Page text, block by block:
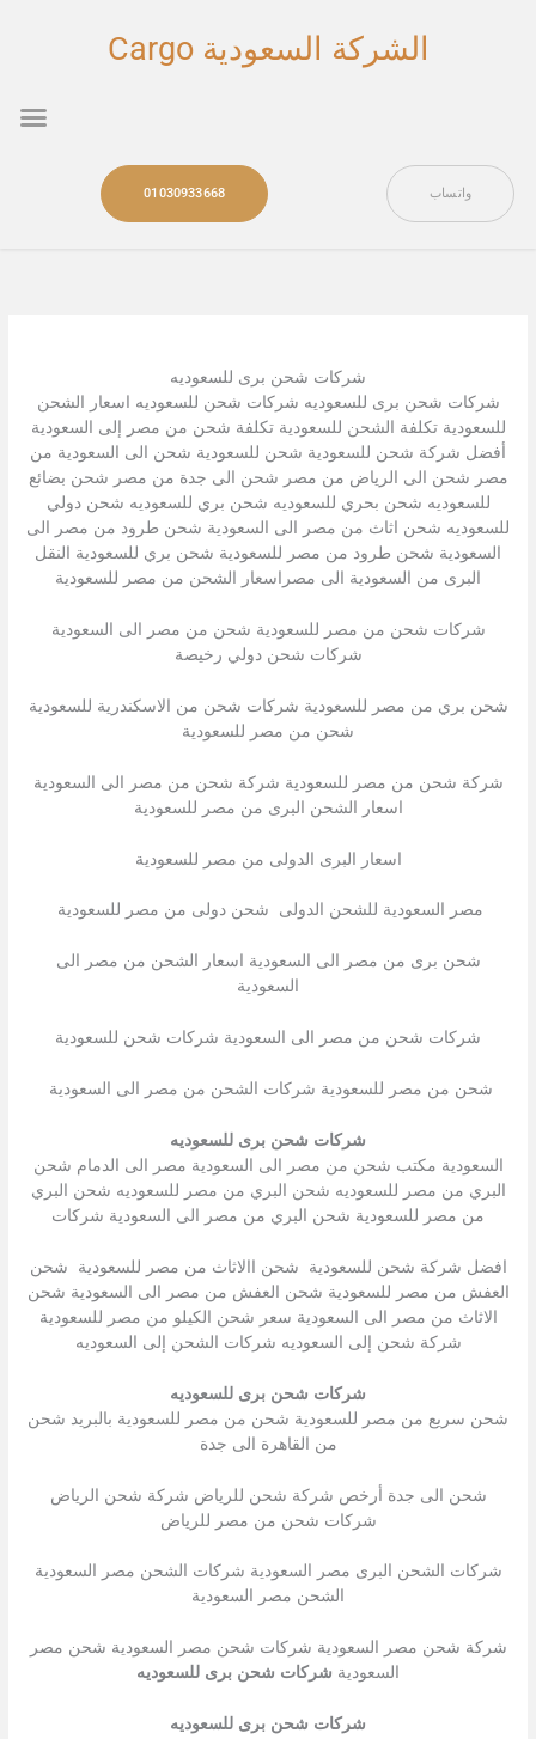
الشركة السعودية Cargo
واتساب 01030933668
شركات شحن برى للسعوديه
شركات شحن برى للسعوديه شركات شحن للسعوديه اسعار الشحن
للسعودية تكلفة الشحن للسعودية تكلفة شحن من مصر إلى السعودية
أفضل شركة شحن للسعودية شحن للسعودية شحن الى السعودية من
مصر شحن الى الرياض من مصر شحن الى جدة من مصر شحن بضائع
للسعوديه شحن بحري للسعوديه شحن بري للسعوديه شحن دولي
للسعوديه شحن اثاث من مصر الى السعودية شحن طرود من مصر الى
السعودية شحن طرود من مصر للسعودية شحن بري للسعودية النقل
البرى من السعودية الى مصراسعار الشحن من مصر للسعودية
شركات شحن من مصر للسعودية شحن من مصر الى السعودية
شركات شحن دولي رخيصة
شحن بري من مصر للسعودية شركات شحن من الاسكندرية للسعودية
شحن من مصر للسعودية
شركة شحن من مصر للسعودية شركة شحن من مصر الى السعودية
اسعار الشحن البرى من مصر للسعودية
اسعار البرى الدولى من مصر للسعودية
مصر السعودية للشحن الدولى شحن دولى من مصر للسعودية
شحن برى من مصر الى السعودية اسعار الشحن من مصر الى
السعودية
شركات شحن من مصر الى السعودية شركات شحن للسعودية
شحن من مصر للسعودية شركات الشحن من مصر الى السعودية
شركات شحن برى للسعوديه
السعودية مكتب شحن من مصر الى السعودية مصر الى الدمام شحن
البري من مصر للسعوديه شحن البري من مصر للسعوديه شحن البري
من مصر للسعودية شحن البري من مصر الى السعودية شركات
افضل شركة شحن للسعودية شحن االاثاث من مصر للسعودية شحن
العفش من مصر للسعودية شحن العفش من مصر الى السعودية شحن
الاثاث من مصر الى السعودية سعر شحن الكيلو من مصر للسعودية
شركة شحن إلى السعوديه شركات الشحن إلى السعوديه
شركات شحن برى للسعوديه
شحن سريع من مصر للسعودية شحن من مصر للسعودية بالبريد شحن
من القاهرة الى جدة
شحن الى جدة أرخص شركة شحن للرياض شركة شحن الرياض
شركات شحن من مصر للرياض
شركات الشحن البرى مصر السعودية شركات الشحن مصر السعودية
الشحن مصر السعودية
شركة شحن مصر السعودية شركات شحن مصر السعودية شحن مصر
السعودية شركات شحن برى للسعوديه
شركات شحن برى للسعوديه